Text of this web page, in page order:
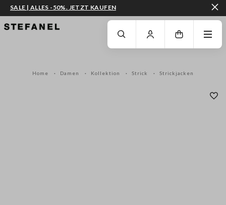
ZUM HAUPTINHALT SPRINGEN GEHEN SIE ZUM ENDE DER SEITE
SALE | ALLES -50%. JETZT KAUFEN
Home Damen Kollektion Strick Strickjacken